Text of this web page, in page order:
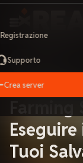
Registrazione
Supporto
Crea server
Tuoi